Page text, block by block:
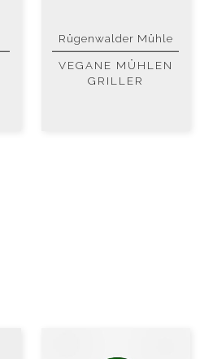
Rügenwalder Mühle
VEGANE MÜHLEN
GRILLER